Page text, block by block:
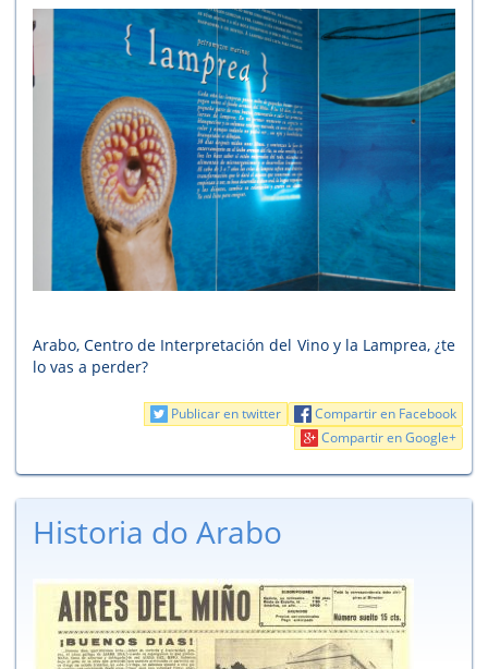
Arabo, Centro de Interpretación del Vino y la Lamprea, ¿te
lo vas a perder?
Compartir en Facebook
Publicar en twitter
Compartir en Google+
Historia do Arabo